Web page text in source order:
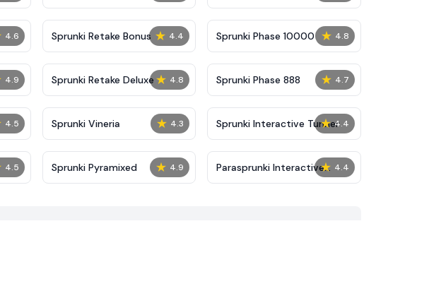
4.6 ★ 4.4
Sprunki Retake Bonus ★ 4.8
Sprunki Phase 10000
4.9 ★ 4.8
Sprunki Retake Deluxe ★ 4.7
Sprunki Phase 888
4.5 ★ 4.3
Sprunki Vineria ★ 4.4
Sprunki Interactive Tunner
4.5 ★ 4.9
Sprunki Pyramixed ★ 4.4
Parasprunki Interactive
Phase 2